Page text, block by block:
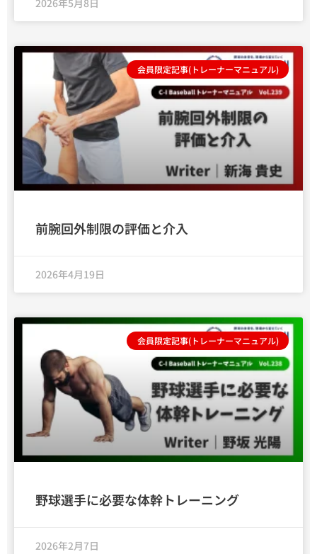
2026年5月8日
会員限定記事(トレーナーマニュアル)
前腕回外制限の評価と介入
2026年4月19日
会員限定記事(トレーナーマニュアル)
野球選手に必要な体幹トレーニング
2026年2月7日